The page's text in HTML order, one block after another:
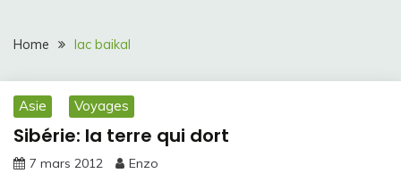
Home lac baikal
Asie Voyages
Sibérie: la terre qui dort
7 mars 2012 Enzo